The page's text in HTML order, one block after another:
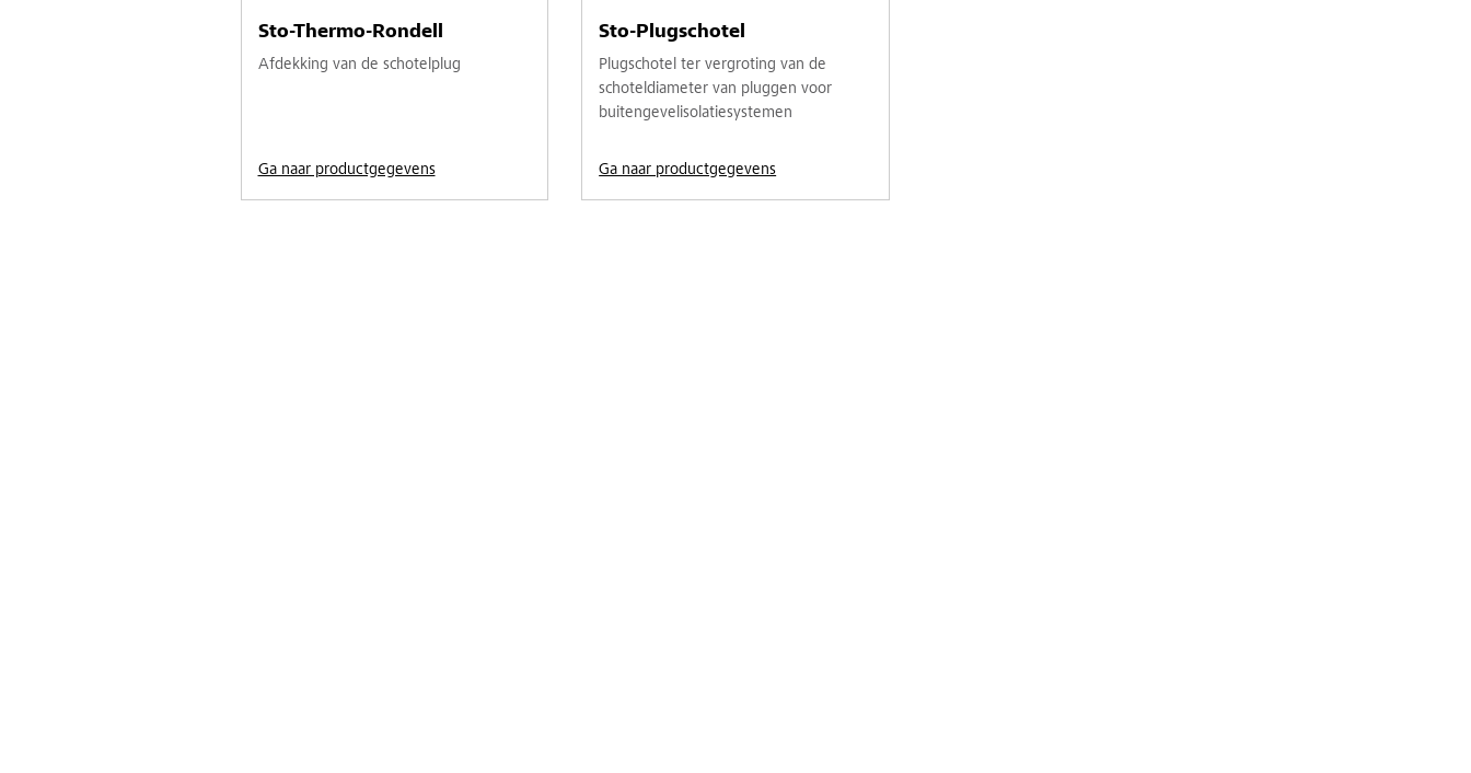
Sto-Thermo-Rondell
Afdekking van de schotelplug
Ga naar productgegevens
Sto-Plugschotel
Plugschotel ter vergroting van de
schoteldiameter van pluggen voor
buitengevelisolatiesystemen
Ga naar productgegevens